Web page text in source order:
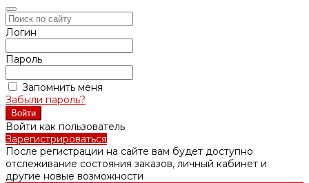
Логин
Пароль
Запомнить меня
Забыли пароль?
Войти как пользователь
Зарегистрироваться
После регистрации на сайте вам будет доступно
отслеживание состояния заказов, личный кабинет и
другие новые возможности